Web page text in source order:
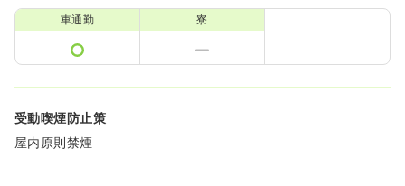
車通勤 寮
受動喫煙防止策
屋内原則禁煙